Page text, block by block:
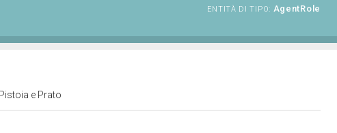
ENTITÀ DI TIPO: AgentRole
e Prato